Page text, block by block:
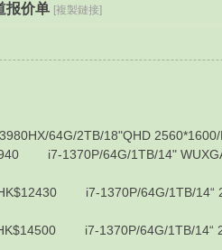
报价单 [複製鏈接]
2TB/18"QHD 2560*1600/
1370P/64G/1TB/14" WUXGA
i7-1370P/64G/1TB/14“
i7-1370P/64G/1TB/14“